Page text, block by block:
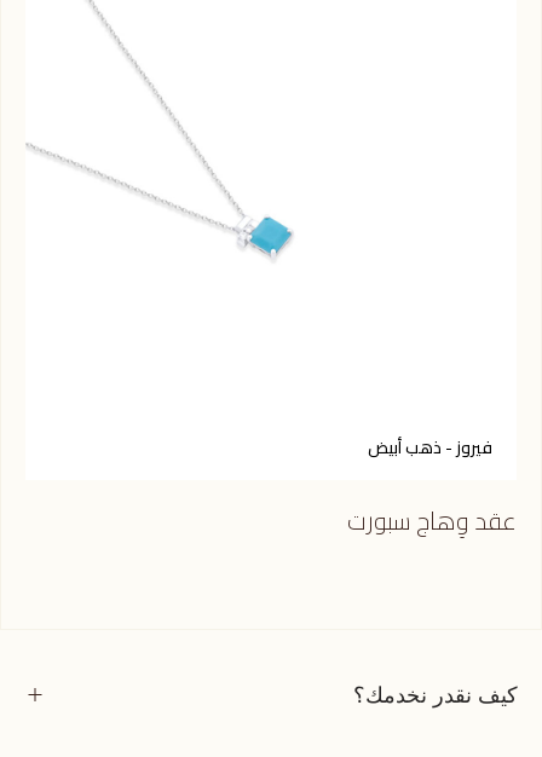
فيروز - ذهب أبيض
عقد وِهاج سبورت
كيف نقدر نخدمك؟